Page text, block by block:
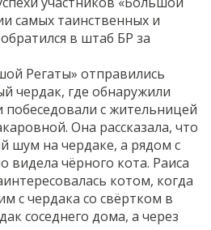
самых таинственных и
в штаб БР за
Регаты» отправились
чердак, где обнаружили
с жительницей
Она рассказала, что
шум на чердаке, а рядом с
видела чёрного кота. Раиса
котом, когда
с чердака со свёртком в
соседнего дома, а через